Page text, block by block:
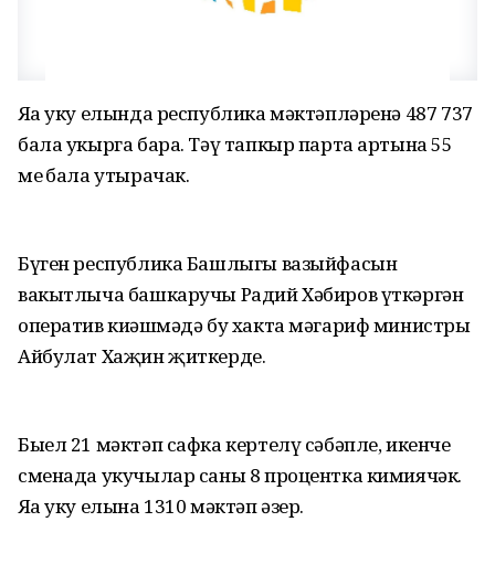
Яңа уку елында республика мәктәпләренә 487 737
бала укырга бара. Тәү тапкыр парта артына 55
мең бала утырачак.
Бүген республика Башлыгы вазыйфасын
вакытлыча башкаручы Радий Хәбиров үткәргән
оператив киңәшмәдә бу хакта мәгариф министры
Айбулат Хаҗин җиткерде.
Быел 21 мәктәп сафка кертелү сәбәпле, икенче
сменада укучылар саны 8 процентка кимиячәк.
Яңа уку елына 1310 мәктәп әзер.